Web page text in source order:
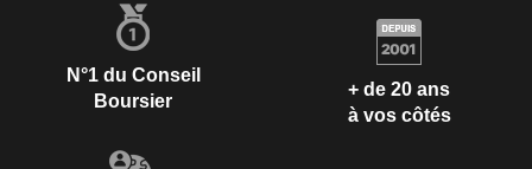
N°1 du Conseil
Boursier
+ de 20 ans
à vos côtés